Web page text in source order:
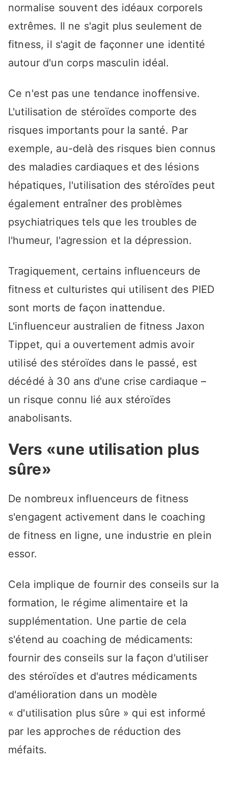
normalise souvent des idéaux corporels
extrêmes. Il ne s'agit plus seulement de
fitness, il s'agit de façonner une identité
autour d'un corps masculin idéal.
Ce n'est pas une tendance inoffensive.
L'utilisation de stéroïdes comporte des
risques importants pour la santé. Par
exemple, au-delà des risques bien connus
des maladies cardiaques et des lésions
hépatiques, l'utilisation des stéroïdes peut
également entraîner des problèmes
psychiatriques tels que les troubles de
l'humeur, l'agression et la dépression.
Tragiquement, certains influenceurs de
fitness et culturistes qui utilisent des PIED
sont morts de façon inattendue.
L'influenceur australien de fitness Jaxon
Tippet, qui a ouvertement admis avoir
utilisé des stéroïdes dans le passé, est
décédé à 30 ans d'une crise cardiaque –
un risque connu lié aux stéroïdes
anabolisants.
Vers «une utilisation plus
sûre»
De nombreux influenceurs de fitness
s'engagent activement dans le coaching
de fitness en ligne, une industrie en plein
essor.
Cela implique de fournir des conseils sur la
formation, le régime alimentaire et la
supplémentation. Une partie de cela
s'étend au coaching de médicaments:
fournir des conseils sur la façon d'utiliser
des stéroïdes et d'autres médicaments
d'amélioration dans un modèle
« d'utilisation plus sûre » qui est informé
par les approches de réduction des
méfaits.